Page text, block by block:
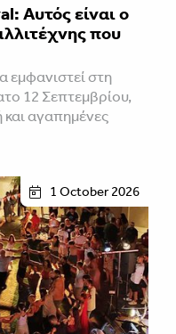
Αυτός είναι ο
που
εμφανιστεί στη
12 Σεπτεμβρίου,
και αγαπημένες
1 October 2026